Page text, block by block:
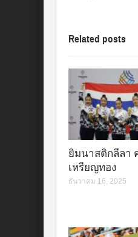
Related posts
ยิมนาสติกลีลา
เหรียญทอง
ธันวาคม 16, 2025